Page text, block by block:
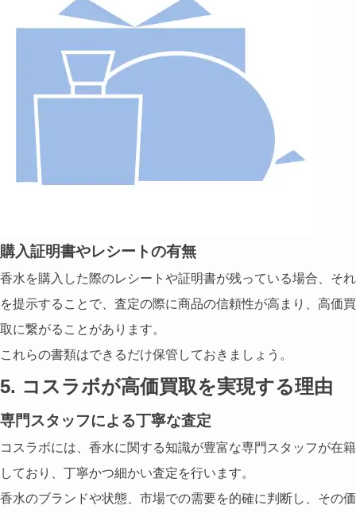
購入証明書やレシートの有無
香水を購入した際のレシートや証明書が残っている場合、それ
を提示することで、査定の際に商品の信頼性が高まり、高価買
取に繋がることがあります。
これらの書類はできるだけ保管しておきましょう。
5. コスラボが高価買取を実現する理由
専門スタッフによる丁寧な査定
コスラボには、香水に関する知識が豊富な専門スタッフが在籍
しており、丁寧かつ細かい査定を行います。
香水のブランドや状態、市場での需要を的確に判断し、その価